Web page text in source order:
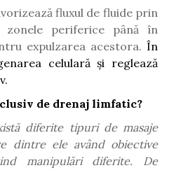
fluxul de fluide prin
periferice până în
expulzarea acestora. În
celulară și reglează
de drenaj limfatic?
diferite tipuri de masaje
dintre ele având obiective
manipulări diferite. De